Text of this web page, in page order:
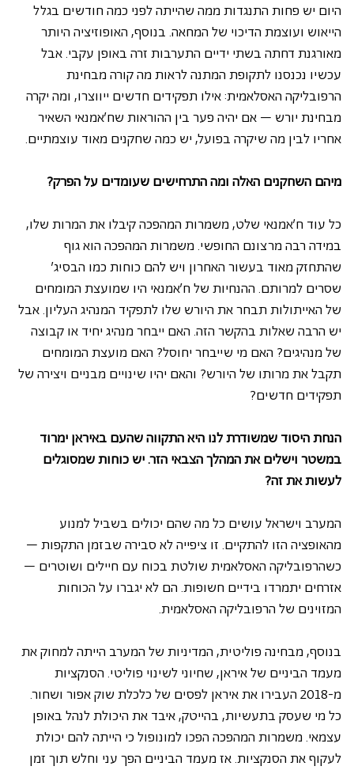
היום יש פחות התנגדות ממה שהייתה לפני כמה חודשים בגלל
הייאוש ועוצמת הדיכוי של המחאה. בנוסף, האופוזיציה היותר
מאורגנת דחתה בשתי ידיים התערבות זרה באופן עקבי. אבל
עכשיו נכנסנו לתקופת המתנה לראות מה קורה מבחינת
הרפובליקה האסלאמית: אילו תפקידים חדשים ייווצרו, ומה יקרה
מבחינת יורש – אם יהיה פער בין ההוראות שח'אמנאי השאיר
אחריו לבין מה שיקרה בפועל, יש כמה שחקנים מאוד עוצמתיים.
מיהם השחקנים האלה ומה התרחישים שעומדים על הפרק?
כל עוד ח'אמנאי שלט, משמרות המהפכה קיבלו את המרות שלו,
במידה רבה מרצונם החופשי. משמרות המהפכה הוא גוף
שהתחזק מאוד בעשור האחרון ויש להם כוחות כמו הבסיג'
שסרים למרותם. ההנחיות של ח'אמנאי היו שמועצת המומחים
של האייתולות תבחר את היורש שלו לתפקיד המנהיג העליון. אבל
יש הרבה שאלות בהקשר הזה. האם ייבחר מנהיג יחיד או קבוצה
של מנהיגים? האם מי שייבחר יחוסל? האם מועצת המומחים
תקבל את מרותו של היורש? והאם יהיו שינויים מבניים ויצירה של
תפקידים חדשים?
הנחת היסוד שמשודרת לנו היא התקווה שהעם באיראן ימרוד
במשטר וישלים את המהלך הצבאי הזר. יש כוחות שמסוגלים
לעשות את זה?
המערב וישראל עושים כל מה שהם יכולים בשביל למנוע
מהאופציה הזו להתקיים. זו ציפייה לא סבירה שבזמן התקפות –
כשהרפובליקה האסלאמית שולטת בכוח עם חיילים ושוטרים –
אזרחים יתמרדו בידיים חשופות. הם לא יגברו על הכוחות
המזוינים של הרפובליקה האסלאמית.
בנוסף, מבחינה פוליטית, המדיניות של המערב הייתה למחוק את
מעמד הביניים של איראן, שחיוני לשינוי פוליטי. הסנקציות
מ-2018 העבירו את איראן לפסים של כלכלת שוק אפור ושחור.
כל מי שעסק בתעשיות, בהייטק, איבד את היכולת לנהל באופן
עצמאי. משמרות המהפכה הפכו למונופול כי הייתה להם יכולת
לעקוף את הסנקציות. אז מעמד הביניים הפך עני וחלש תוך זמן